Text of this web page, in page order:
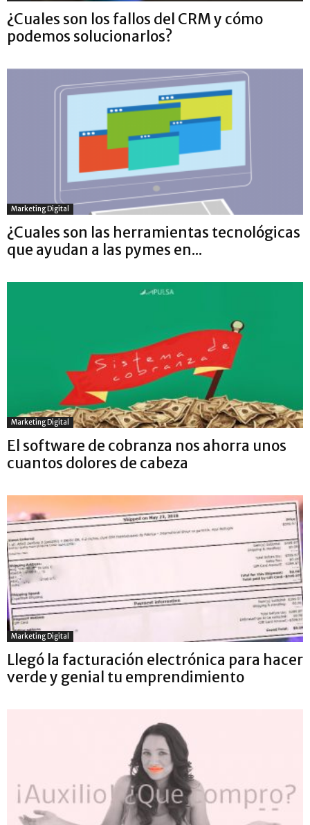
¿Cuales son los fallos del CRM y cómo
podemos solucionarlos?
Marketing Digital
¿Cuales son las herramientas tecnológicas
que ayudan a las pymes en...
Marketing Digital
El software de cobranza nos ahorra unos
cuantos dolores de cabeza
Marketing Digital
Llegó la facturación electrónica para hacer
verde y genial tu emprendimiento